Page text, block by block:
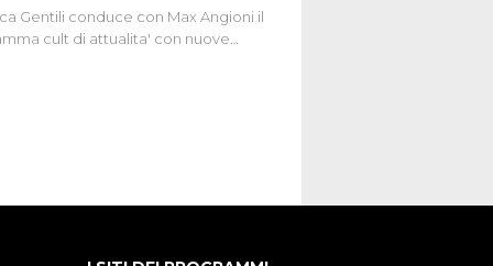
Gentili conduce con Max Angioni il
cult di attualita' con nuove